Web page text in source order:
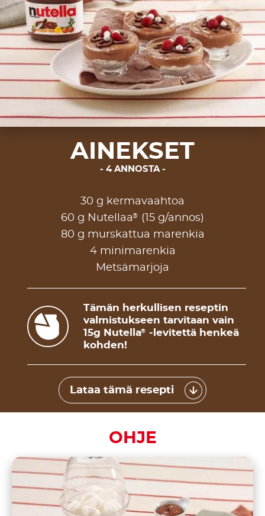
AINEKSET
4 ANNOSTA
30 g kermavaahtoa
60 g Nutellaa®
(15 g/annos)
80 g murskattua marenkia
4 minimarenkia
Metsämarjoja
Tämän herkullisen reseptin
valmistukseen tarvitaan vain
15g Nutella®
-levitettä henkeä
kohden!
Lataa tämä resepti
OHJE